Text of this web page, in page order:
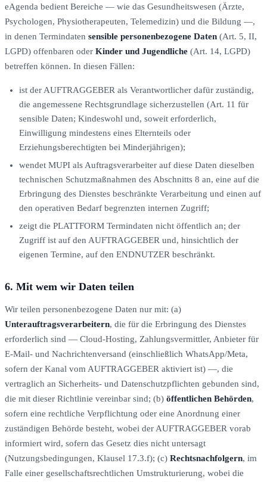
eAgenda bedient Bereiche — wie das Gesundheitswesen (Ärzte,
Psychologen, Physiotherapeuten, Telemedizin) und die Bildung —,
in denen Termindaten sensible personenbezogene Daten (Art. 5, II,
LGPD) offenbaren oder Kinder und Jugendliche (Art. 14, LGPD)
betreffen können. In diesen Fällen:
ist der AUFTRAGGEBER als Verantwortlicher dafür zuständig,
die angemessene Rechtsgrundlage sicherzustellen (Art. 11 für
sensible Daten; Kindeswohl und, soweit erforderlich,
Einwilligung mindestens eines Elternteils oder
Erziehungsberechtigten bei Minderjährigen);
wendet MUPI als Auftragsverarbeiter auf diese Daten dieselben
technischen Schutzmaßnahmen des Abschnitts 8 an, eine auf die
Erbringung des Dienstes beschränkte Verarbeitung und einen auf
den operativen Bedarf begrenzten internen Zugriff;
zeigt die PLATTFORM Termindaten nicht öffentlich an; der
Zugriff ist auf den AUFTRAGGEBER und, hinsichtlich der
eigenen Termine, auf den ENDNUTZER beschränkt.
6. Mit wem wir Daten teilen
Wir teilen personenbezogene Daten nur mit: (a)
Unterauftragsverarbeitern, die für die Erbringung des Dienstes
erforderlich sind — Cloud-Hosting, Zahlungsvermittler, Anbieter für
E-Mail- und Nachrichtenversand (einschließlich WhatsApp/Meta,
sofern der Kanal vom AUFTRAGGEBER aktiviert ist) —, die
vertraglich an Sicherheits- und Datenschutzpflichten gebunden sind,
die mit dieser Richtlinie vereinbar sind; (b) öffentlichen Behörden,
sofern eine rechtliche Verpflichtung oder eine Anordnung einer
zuständigen Behörde besteht, wobei der AUFTRAGGEBER vorab
informiert wird, sofern das Gesetz dies nicht untersagt
(Nutzungsbedingungen, Klausel 17.3.f); (c) Rechtsnachfolgern, im
Falle einer gesellschaftsrechtlichen Umstrukturierung, wobei die